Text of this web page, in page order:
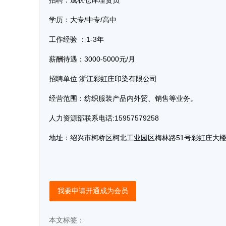
学历：大专/中专/高中
工作经验 ：1-3年
薪酬待遇：3000-5000元/月
招聘单位:浙江彩虹庄印染有限公司
经营范围：纺织服装产品内外贸、销售等业务。
人力资源部联系电话:15957579258
地址：绍兴市柯桥区柯北工业园区梅林路51号彩虹庄大楼
我要申请开通成为会员
本文标签：